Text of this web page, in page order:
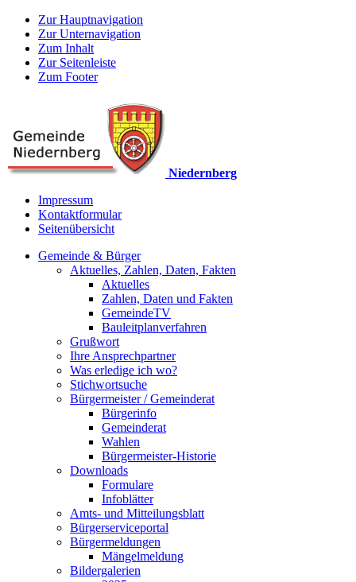
Zur Hauptnavigation
Zur Unternavigation
Zum Inhalt
Zur Seitenleiste
Zum Footer
Niedernberg
Impressum
Kontaktformular
Seitenübersicht
Gemeinde & Bürger
Aktuelles, Zahlen, Daten, Fakten
Aktuelles
Zahlen, Daten und Fakten
GemeindeTV
Bauleitplanverfahren
Grußwort
Ihre Ansprechpartner
Was erledige ich wo?
Stichwortsuche
Bürgermeister / Gemeinderat
Bürgerinfo
Gemeinderat
Wahlen
Bürgermeister-Historie
Downloads
Formulare
Infoblätter
Amts- und Mitteilungsblatt
Bürgerserviceportal
Bürgermeldungen
Mängelmeldung
Bildergalerien